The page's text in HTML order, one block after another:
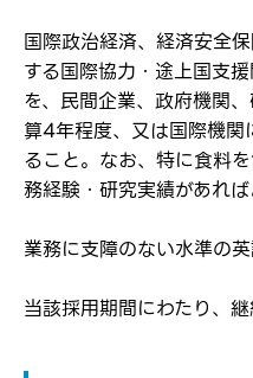
国際政治経済、経済安全
する国際協力・途上国支
を、民間企業、政府機関
算4年程度、又は国際機関
ること。なお、特に食料
務経験・研究実績があれば
業務に支障のない水準の
当該採用期間にわたり、